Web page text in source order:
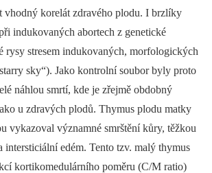
vhodný korelát zdravého plodu. I brzlíky
indukovaných abortech z genetické
rysy stresem indukovaných, morfologických
sky“). Jako kontrolní soubor byly proto
náhlou smrtí, kde je zřejmě obdobný
u zdravých plodů. Thymus plodu matky
vykazoval významné smrštění kůry, těžkou
intersticiální edém. Tento tzv. malý thymus
kortikomedulárního poměru (C/M ratio)